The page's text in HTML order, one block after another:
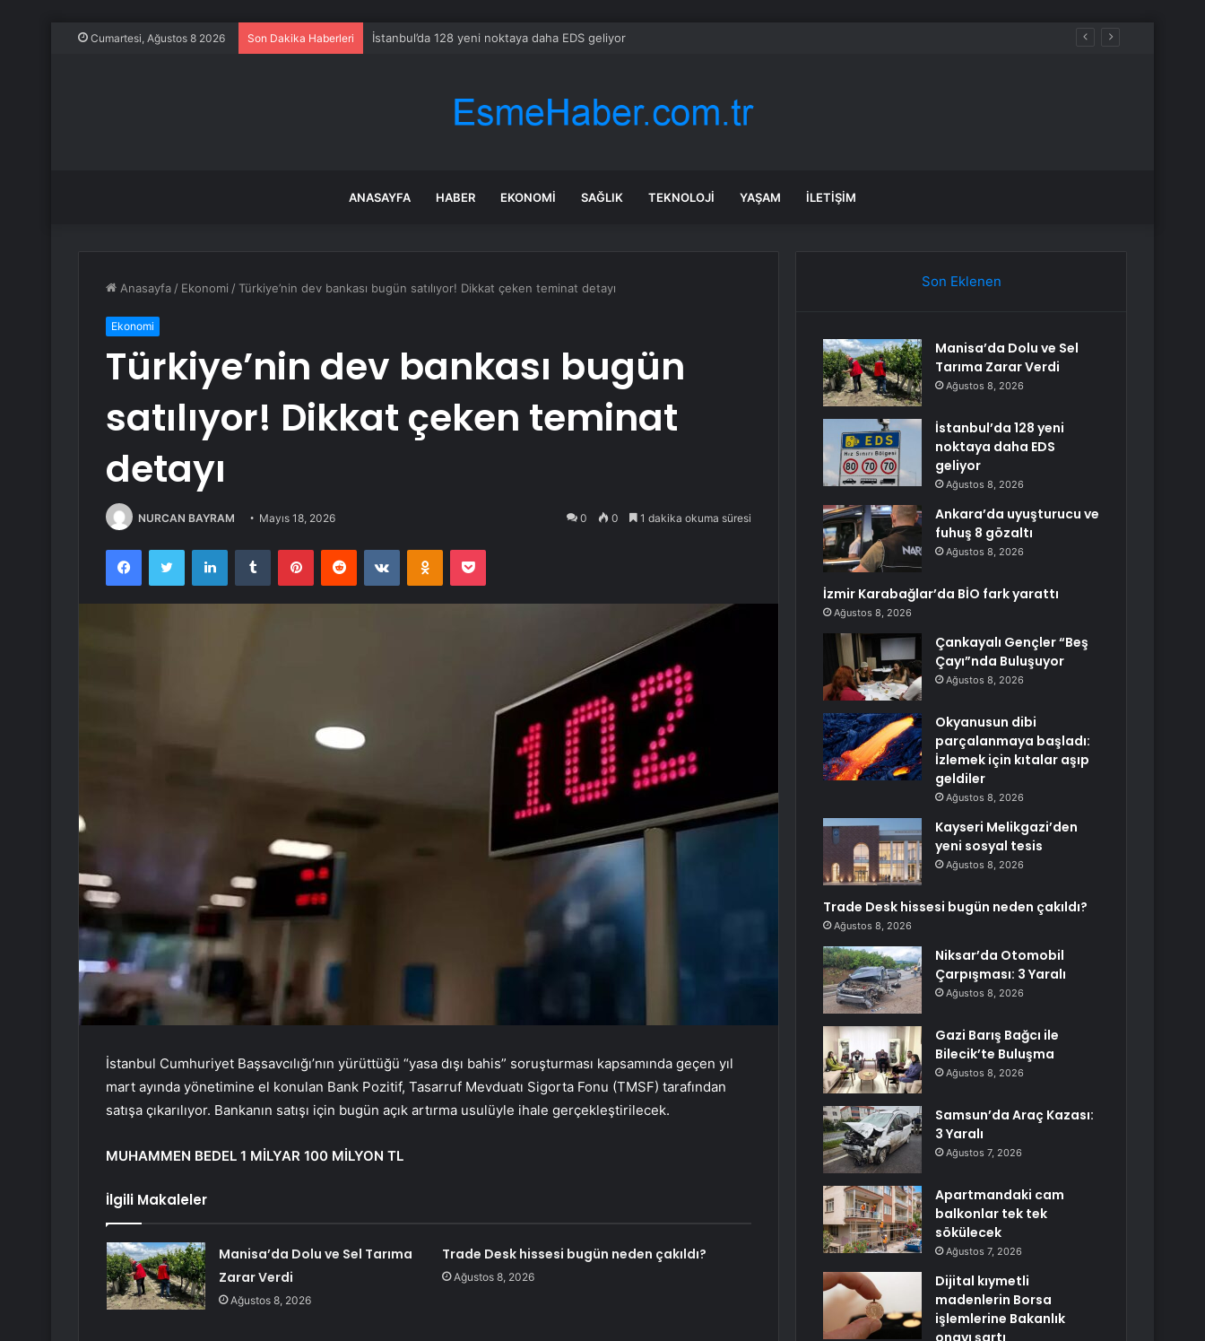
Cumartesi, Ağustos 8 2026 Son Dakika Haberleri İstanbul’da 128 yeni noktaya daha EDS geliyor
ANASAYFA HABER EKONOMI SAĞLIK TEKNOLOJI YAŞAM İLETIŞIM
Anasayfa / Ekonomi /Türkiye’nin dev bankası bugün satılıyor! Dikkat çeken teminat detayı
Ekonomi
Türkiye’nin dev bankası bugün
satılıyor! Dikkat çeken teminat
detayı
NURCAN BAYRAM Mayıs 18, 2026 0 0 1 dakika okuma süresi
FacebookTwitter LinkedInTumblr PinterestReddit VKontakteOdnoklassniki
Pocket
İstanbul Cumhuriyet Başsavcılığı’nın yürüttüğü “yasa dışı bahis” soruşturması kapsamında geçen yıl
mart ayında yönetimine el konulan Bank Pozitif, Tasarruf Mevduatı Sigorta Fonu (TMSF) tarafından
satışa çıkarılıyor. Bankanın satışı için bugün açık artırma usulüyle ihale gerçekleştirilecek.
MUHAMMEN BEDEL 1 MİLYAR 100 MİLYON TL
İlgili Makaleler
Manisa’da Dolu ve Sel Tarıma
Zarar Verdi
Ağustos 8, 2026
Trade Desk hissesi bugün neden çakıldı?
Ağustos 8, 2026
Son Eklenen
Manisa’da Dolu ve Sel
Tarıma Zarar Verdi
Ağustos 8, 2026
İstanbul’da 128 yeni
noktaya daha EDS
geliyor
Ağustos 8, 2026
Ankara’da uyuşturucu ve
fuhuş 8 gözaltı
Ağustos 8, 2026
İzmir Karabağlar’da BİO fark yarattı
Ağustos 8, 2026
Çankayalı Gençler “Beş
Çayı”nda Buluşuyor
Ağustos 8, 2026
Okyanusun dibi
parçalanmaya başladı:
İzlemek için kıtalar aşıp
geldiler
Ağustos 8, 2026
Kayseri Melikgazi’den
yeni sosyal tesis
Ağustos 8, 2026
Trade Desk hissesi bugün neden çakıldı?
Ağustos 8, 2026
Niksar’da Otomobil
Çarpışması: 3 Yaralı
Ağustos 8, 2026
Gazi Barış Bağcı ile
Bilecik’te Buluşma
Ağustos 8, 2026
Samsun’da Araç Kazası:
3 Yaralı
Ağustos 7, 2026
Apartmandaki cam
balkonlar tek tek
sökülecek
Ağustos 7, 2026
Dijital kıymetli
madenlerin Borsa
işlemlerine Bakanlık
onayı şartı